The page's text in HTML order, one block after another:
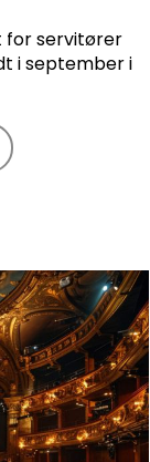
for servitører
i september i